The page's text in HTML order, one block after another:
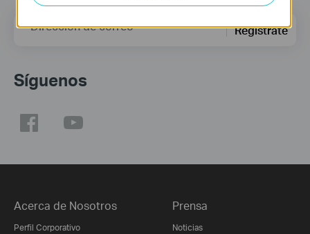
Dirección de correo Regístrate
Síguenos
Acerca de Nosotros
Perfil Corporativo
Prensa
Noticias